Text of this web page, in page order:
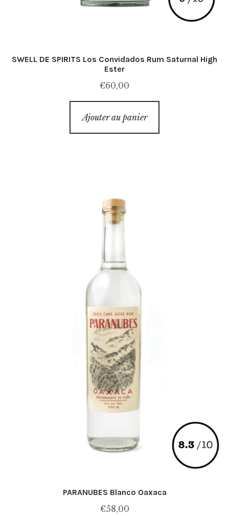
SWELL DE SPIRITS Los Convidados Rum Saturnal High
Ester
€60,00
Ajouter au panier
PARANUBES Blanco Oaxaca
€58,00